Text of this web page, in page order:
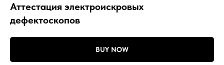
Аттестация электроискровых
дефектоскопов
BUY NOW